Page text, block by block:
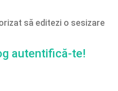
să editezi o sesizare
autentifică-te!